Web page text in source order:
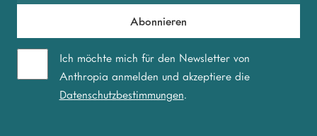
Ich möchte mich für den Newsletter von
Anthropia anmelden und akzeptiere die
Datenschutzbestimmungen.